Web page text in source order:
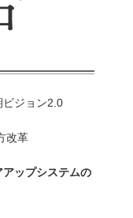
ビジョン2.0
改革
ップシステムの